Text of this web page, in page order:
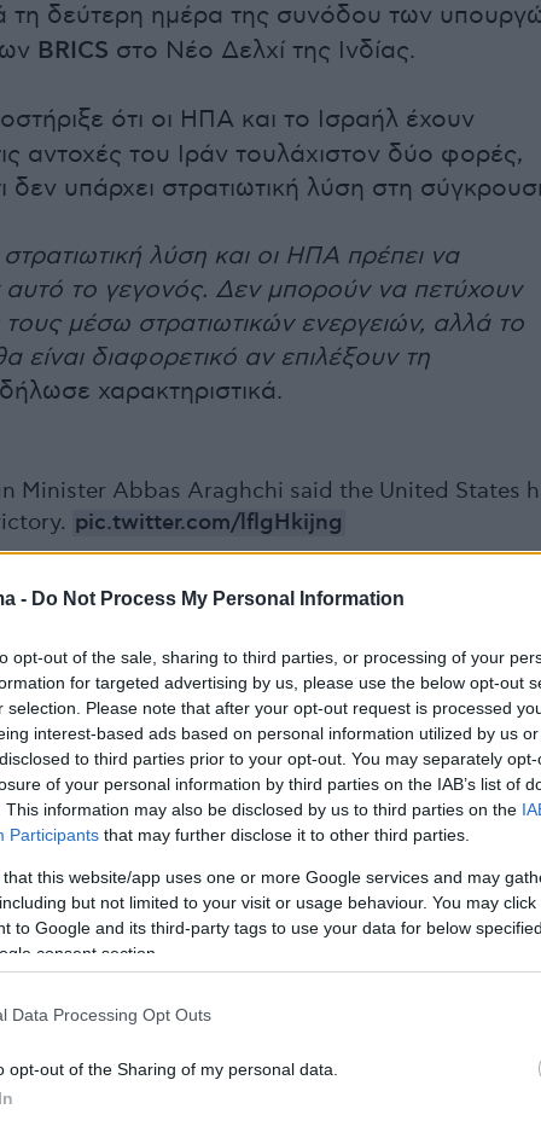
- Do Not Process My Personal Information
opt-out of the sale, sharing to third parties, or processing of your
for targeted advertising by us, please use the below opt-out
selection. Please note that after your opt-out request is processed
interest-based ads based on personal information utilized by us
to third parties prior to your opt-out. You may separately
of your personal information by third parties on the IAB’s list of
This information may also be disclosed by us to third parties on the
Participants that may further disclose it to other third parties.
that this website/app uses one or more Google services and may
but not limited to your visit or usage behaviour. You may
to Google and its third-party tags to use your data for below
consent section.
Data Processing Opt Outs
opt-out of the Sharing of my personal data.
τη δεύτερη ημέρα της συνόδου των
BRICS στο Νέο Δελχί της Ινδίας.
ότι οι ΗΠΑ και το Ισραήλ έχουν
αντοχές του Ιράν τουλάχιστον δύο φορές,
δεν υπάρχει στρατιωτική λύση στη
λύση και οι ΗΠΑ πρέπει να
το γεγονός. Δεν μπορούν να πετύχουν
μέσω στρατιωτικών ενεργειών, αλλά το
είναι διαφορετικό αν επιλέξουν τη
χαρακτηριστικά.
Minister Abbas Araghchi said the United States
pic.twitter.com/lflgHkijng
English (@IranIntl_En)
Εξωτερικών πρόσθεσε ότι το
διαδικασία είναι οι
δηλώσεις Αμερικανών αξιωματούχων.
ότι το Ιράν είναι η πλευρά που
και ότι ενεργεί στο πλαίσιο του
σταΣτενά του Ορμούζ
παραδέχτηκε την ύπαρξη